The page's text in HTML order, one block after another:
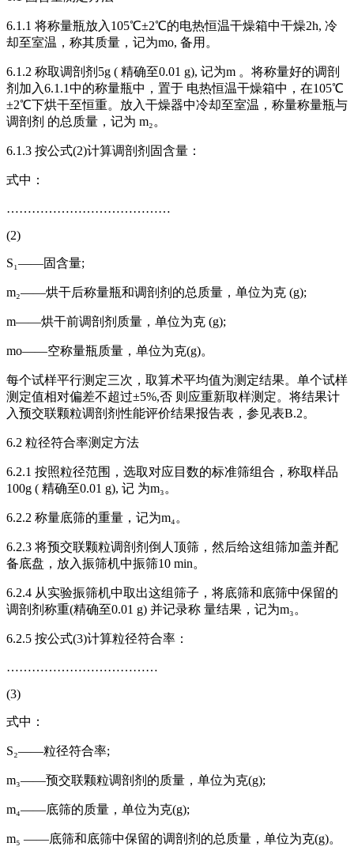
6.1.1 将称量瓶放入105℃±2℃的电热恒温干燥箱中干燥2h, 冷
却至室温，称其质量，记为mo, 备用。
6.1.2 称取调剖剂5g ( 精确至0.01 g), 记为m 。将称量好的调剖
剂加入6.1.1中的称量瓶中，置于 电热恒温干燥箱中，在105℃
±2℃下烘干至恒重。放入干燥器中冷却至室温，称量称量瓶与
调剖剂 的总质量，记为 m₂。
6.1.3 按公式(2)计算调剖剂固含量：
式中：
…………………………………
(2)
S₁——固含量;
m₂——烘干后称量瓶和调剖剂的总质量，单位为克 (g);
m——烘干前调剖剂质量，单位为克 (g);
mo——空称量瓶质量，单位为克(g)。
每个试样平行测定三次，取算术平均值为测定结果。单个试样
测定值相对偏差不超过±5%,否 则应重新取样测定。将结果计
入预交联颗粒调剖剂性能评价结果报告表，参见表B.2。
6.2 粒径符合率测定方法
6.2.1 按照粒径范围，选取对应目数的标准筛组合，称取样品
100g ( 精确至0.01 g), 记 为m₃。
6.2.2 称量底筛的重量，记为m₄。
6.2.3 将预交联颗粒调剖剂倒人顶筛，然后给这组筛加盖并配
备底盘，放入振筛机中振筛10 min。
6.2.4 从实验振筛机中取出这组筛子，将底筛和底筛中保留的
调剖剂称重(精确至0.01 g) 并记录称 量结果，记为m₃。
6.2.5 按公式(3)计算粒径符合率：
………………………………
(3)
式中：
S₂——粒径符合率;
m₃——预交联颗粒调剖剂的质量，单位为克(g);
m₄——底筛的质量，单位为克(g);
m₅ ——底筛和底筛中保留的调剖剂的总质量，单位为克(g)。